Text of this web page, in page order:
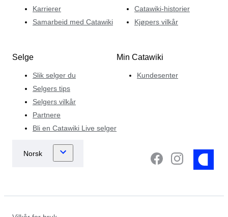
Karrierer
Samarbeid med Catawiki
Catawiki-historier
Kjøpers vilkår
Selge
Slik selger du
Selgers tips
Selgers vilkår
Partnere
Bli en Catawiki Live selger
Min Catawiki
Kundesenter